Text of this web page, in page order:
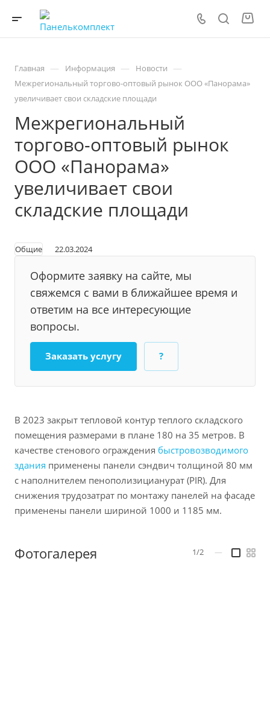
Главная — Информация — Новости —
Межрегиональный торгово-оптовый рынок ООО «Панорама»
увеличивает свои складские площади
Межрегиональный
торгово-оптовый рынок
ООО «Панорама»
увеличивает свои
складские площади
Общие 22.03.2024
Оформите заявку на сайте, мы
свяжемся с вами в ближайшее время и
ответим на все интересующие
вопросы.
Заказать услугу ?
В 2023 закрыт тепловой контур теплого складского
помещения размерами в плане 180 на 35 метров. В
качестве стенового ограждения быстровозводимого
здания применены панели сэндвич толщиной 80 мм
с наполнителем пенополизицианурат (PIR). Для
снижения трудозатрат по монтажу панелей на фасаде
применены панели шириной 1000 и 1185 мм.
Фотогалерея 1/2 —